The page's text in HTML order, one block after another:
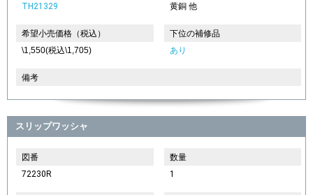
TH21329
黄銅 他
希望小売価格（税込）
\1,550(税込\1,705)
下位の補修品
あり
備考
スリップワッシャ
図番
72230R
数量
1